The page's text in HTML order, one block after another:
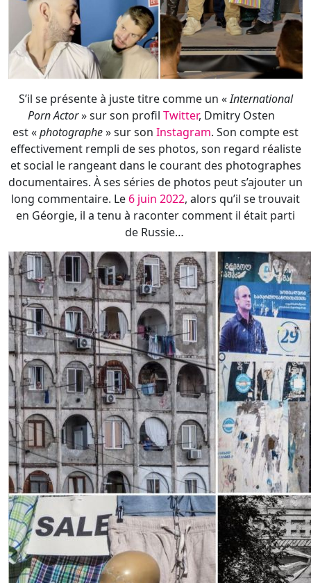
S’il se présente à juste titre comme un «International
Porn Actor» sur son profil Twitter, Dmitry Osten
est «
photographe» sur sonInstagram. Son compte est
effectivement rempli de ses photos, son regard réaliste
et social le rangeant dans le courant des photographes
documentaires. À ses séries de photos peut s’ajouter un
long commentaire. Le 6 juin 2022, alors qu’il se trouvait
en Géorgie, il a tenu à raconter comment il était parti
de Russie…